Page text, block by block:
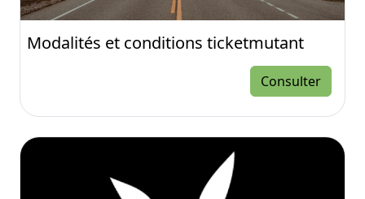
Modalités et conditions ticketmutant
Consulter